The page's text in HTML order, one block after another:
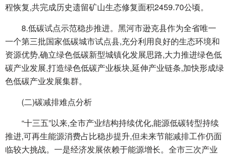
程恢复,共完成历史遗留矿山生态修复面积2459.70公顷。
8.低碳试点示范稳步推进。黑河市逊克县作为全省唯一
一个第三批国家低碳城市试点县,充分利用良好的生态环境和
资源优势,确立绿色低碳新型城镇化发展思路,大力推进绿色低
碳产业发展,打造绿色低碳产业板块,延伸产业链条,加快形成绿
色低碳产业发展集群。
(二)碳减排难点分析
“十三五”以来,全市产业结构持续优化,能源低碳转型持续
推进,可再生能源消费占比稳步提升,但未来节能减排工作仍面
临较大挑战。一是经济发展依赖于能源增长。全市三次产业